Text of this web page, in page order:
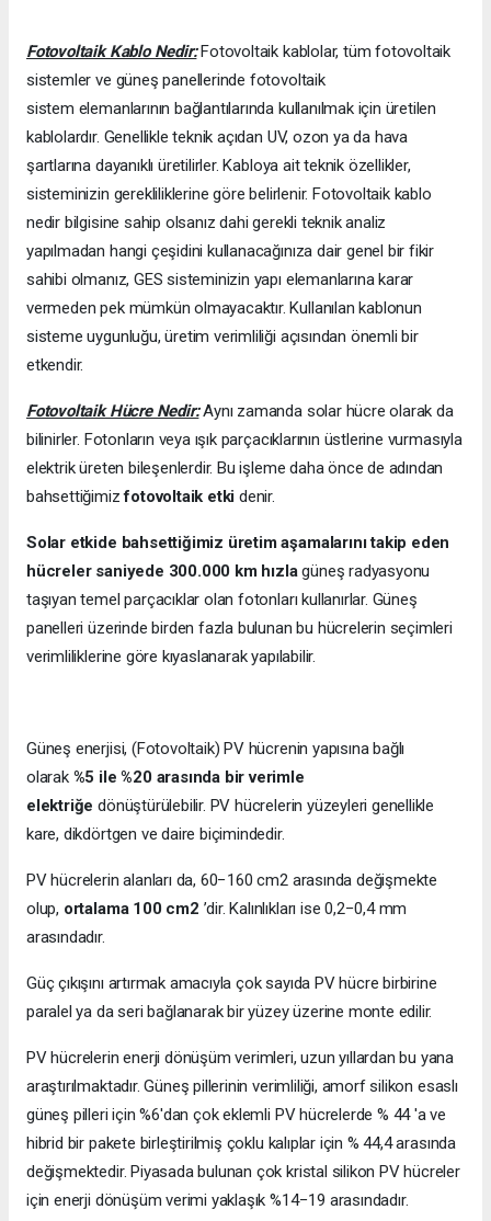
Fotovoltaik Kablo Nedir:Fotovoltaik kablolar, tüm fotovoltaik
sistemler ve güneş panellerinde fotovoltaik
sistem elemanlarının bağlantılarında kullanılmak için üretilen
kablolardır. Genellikle teknik açıdan UV, ozon ya da hava
şartlarına dayanıklı üretilirler. Kabloya ait teknik özellikler,
sisteminizin gerekliliklerine göre belirlenir. Fotovoltaik kablo
nedir bilgisine sahip olsanız dahi gerekli teknik analiz
yapılmadan hangi çeşidini kullanacağınıza dair genel bir fikir
sahibi olmanız, GES sisteminizin yapı elemanlarına karar
vermeden pek mümkün olmayacaktır. Kullanılan kablonun
sisteme uygunluğu, üretim verimliliği açısından önemli bir
etkendir.
Fotovoltaik Hücre Nedir:Aynı zamanda solar hücre olarak da
bilinirler. Fotonların veya ışık parçacıklarının üstlerine vurmasıyla
elektrik üreten bileşenlerdir. Bu işleme daha önce de adından
bahsettiğimizfotovoltaik etkidenir.
Solar etkide bahsettiğimiz üretim aşamalarını takip eden
hücreler saniyede 300.000 km hızlagüneş radyasyonu
taşıyan temel parçacıklar olan fotonları kullanırlar. Güneş
panelleri üzerinde birden fazla bulunan bu hücrelerin seçimleri
verimliliklerine göre kıyaslanarak yapılabilir.
Güneş enerjisi, (Fotovoltaik) PV hücrenin yapısına bağlı
olarak %5 ile %20 arasında bir verimle
elektriğedönüştürülebilir. PV hücrelerin yüzeyleri genellikle
kare, dikdörtgen ve daire biçimindedir.
PV hücrelerin alanları da, 60−160 cm2 arasında değişmekte
olup, ortalama 100 cm2 ’dir. Kalınlıkları ise 0,2−0,4 mm
arasındadır.
Güç çıkışını artırmak amacıyla çok sayıda PV hücre birbirine
paralel ya da seri bağlanarak bir yüzey üzerine monte edilir.
PV hücrelerin enerji dönüşüm verimleri, uzun yıllardan bu yana
araştırılmaktadır. Güneş pillerinin verimliliği, amorf silikon esaslı
güneş pilleri için %6'dan çok eklemli PV hücrelerde % 44 'a ve
hibrid bir pakete birleştirilmiş çoklu kalıplar için % 44,4 arasında
değişmektedir. Piyasada bulunan çok kristal silikon PV hücreler
için enerji dönüşüm verimi yaklaşık %14−19 arasındadır.